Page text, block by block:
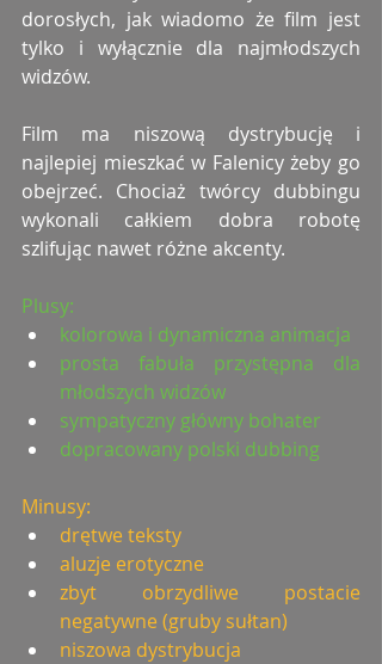
dorosłych, jak wiadomo że film jest
tylko i wyłącznie dla najmłodszych
widzów.
Film ma niszową dystrybucję i
najlepiej mieszkać w Falenicy żeby go
obejrzeć. Chociaż twórcy dubbingu
wykonali całkiem dobra robotę
szlifując nawet różne akcenty.
Plusy:
kolorowa i dynamiczna animacja
prosta fabuła przystępna dla
młodszych widzów
sympatyczny główny bohater
dopracowany polski dubbing
Minusy:
drętwe teksty
aluzje erotyczne
zbyt obrzydliwe postacie
negatywne (gruby sułtan)
niszowa dystrybucja